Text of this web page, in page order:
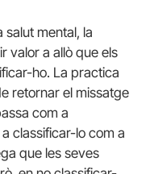
mental, la
valor a allò que els
ho. La practica
retornar el missatge
com a
classificar-lo com a
que les seves